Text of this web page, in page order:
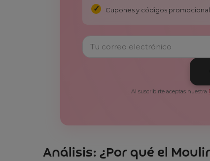
Cupones y códigos
Al suscribirte aceptas nuestra
Análisis: ¿Por qué el